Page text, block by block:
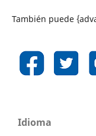
También puede
Idioma